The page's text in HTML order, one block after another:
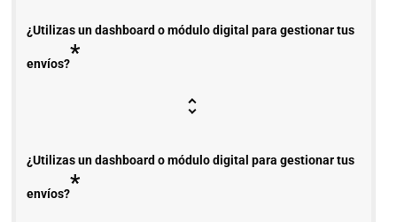
¿Utilizas un dashboard o módulo digital para gestionar tus
envíos?*
¿Utilizas un dashboard o módulo digital para gestionar tus
envíos?*